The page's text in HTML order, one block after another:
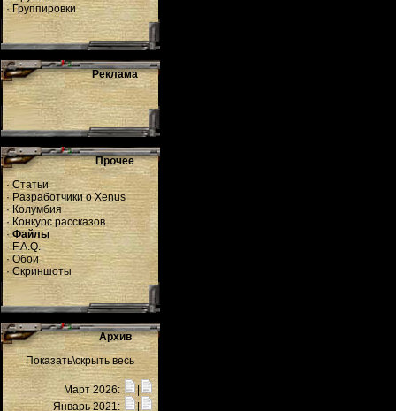
·Группировки
Реклама
Прочее
·Статьи
·Разработчики о Xenus
·Колумбия
·Конкурс рассказов
·Файлы
·F.A.Q.
· Обои
· Скриншоты
Архив
Показать\скрыть весь
Март 2026:
Январь 2021:
|